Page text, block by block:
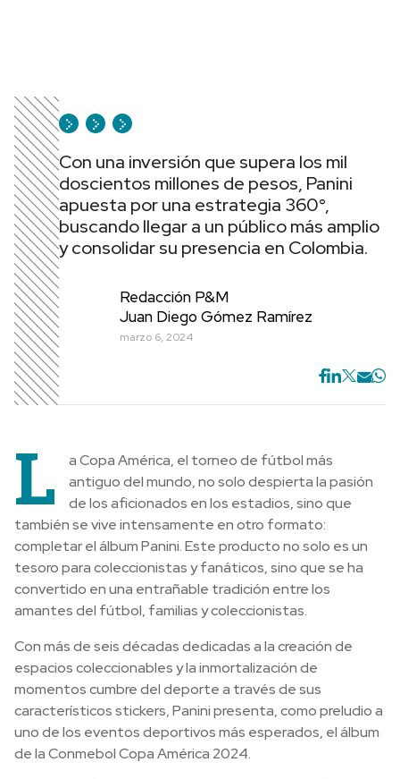
Con una inversión que supera los mil
doscientos millones de pesos, Panini
apuesta por una estrategia 360°,
buscando llegar a un público más amplio
y consolidar su presencia en Colombia.
Redacción P&M
Juan Diego Gómez Ramírez
marzo 6, 2024
L
a Copa América, el torneo de fútbol más
antiguo del mundo, no solo despierta la pasión
de los aficionados en los estadios, sino que
también se vive intensamente en otro formato:
completar el álbum Panini. Este producto no solo es un
tesoro para coleccionistas y fanáticos, sino que se ha
convertido en una entrañable tradición entre los
amantes del fútbol, familias y coleccionistas.
Con más de seis décadas dedicadas a la creación de
espacios coleccionables y la inmortalización de
momentos cumbre del deporte a través de sus
característicos stickers, Panini presenta, como preludio a
uno de los eventos deportivos más esperados, el álbum
de la Conmebol Copa América 2024.